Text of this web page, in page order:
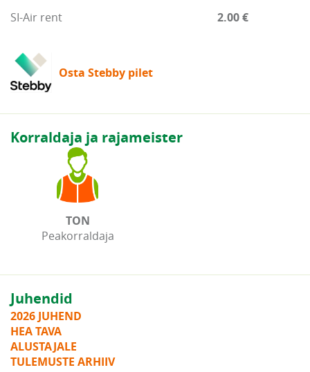
SI-Air rent
2.00 €
Osta Stebby pilet
Korraldaja ja rajameister
TON
Peakorraldaja
Juhendid
2026 JUHEND
HEA TAVA
ALUSTAJALE
TULEMUSTE ARHIIV